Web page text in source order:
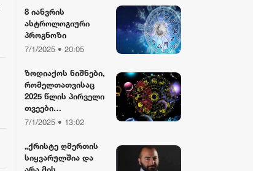
რიონი
მასპინძლობისთვის
8 იანვრის
ასტროლოგიური
პროგნოზი
7/1/2025 • 20:05
ზოდიაქოს ნიშნები,
რომელთათვისაც
2025 წლის პირველი
თვეები
განსაკუთრებით
იქნება
7/1/2025 • 13:02
„ქრისტე ღმერთის
სიყვარულშია და